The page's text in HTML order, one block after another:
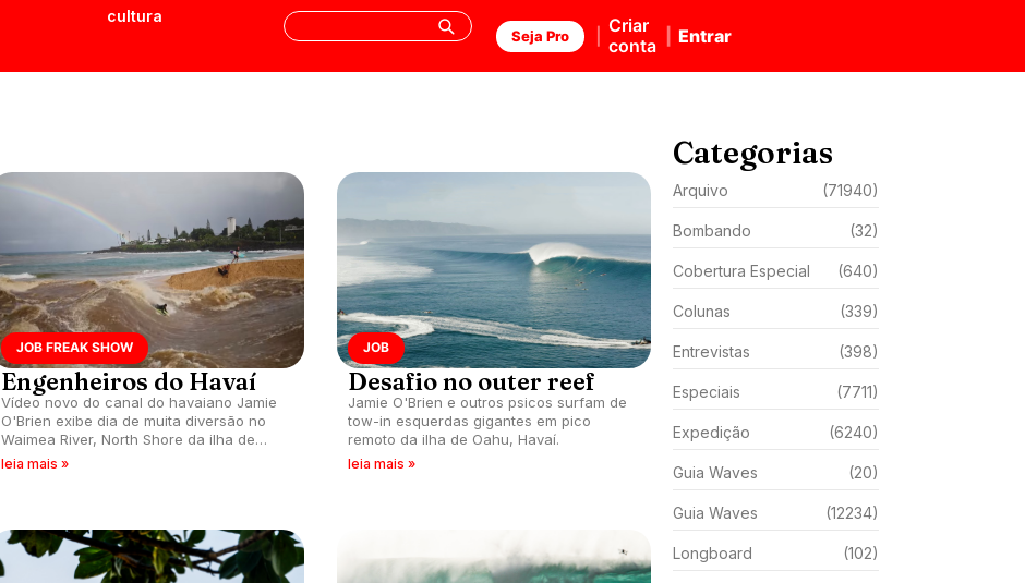
cultura
Seja Pro
Criar
conta
Entrar
JOB FREAK SHOW
Engenheiros do Havaí
Vídeo novo do canal do havaiano Jamie
O'Brien exibe dia de muita diversão no
Waimea River, North Shore da ilha de
Oahu.
leia mais »
JOB
Desafio no outer reef
Jamie O'Brien e outros psicos surfam de
tow-in esquerdas gigantes em pico
remoto da ilha de Oahu, Havaí.
leia mais »
Categorias
Arquivo (71940)
Bombando (32)
Cobertura Especial (640)
Colunas (339)
Entrevistas (398)
Especiais (7711)
Expedição (6240)
Guia Waves (20)
Guia Waves (12234)
Longboard (102)